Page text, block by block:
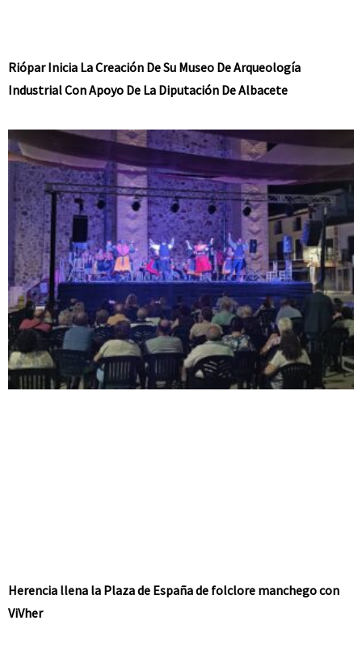
Riópar Inicia La Creación De Su Museo De Arqueología
Industrial Con Apoyo De La Diputación De Albacete
Herencia llena la Plaza de España de folclore manchego con
ViVher